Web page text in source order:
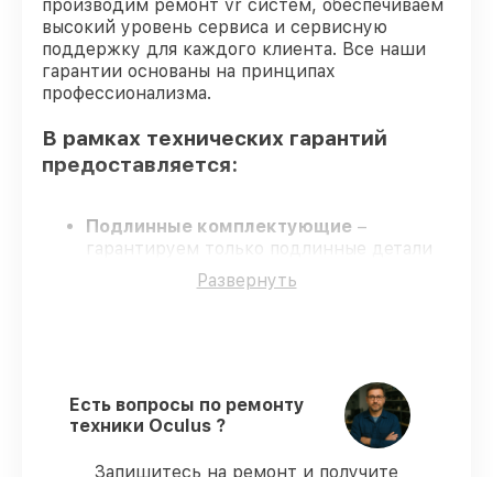
производим ремонт vr систем, обеспечиваем
высокий уровень сервиса и сервисную
поддержку для каждого клиента. Все наши
гарантии основаны на принципах
профессионализма.
В рамках технических гарантий
предоставляется:
Подлинные комплектующие –
гарантируем только подлинные детали
для vr систем.
Сертифицированные инженеры
работы выполняются в оговоренные
сроки.
Официальная гарантия
– сервис
проводится с соблюдением гарантийных
обязательств.
Развернуть
Есть вопросы по ремонту
техники Oculus ?
Запишитесь на ремонт и получите